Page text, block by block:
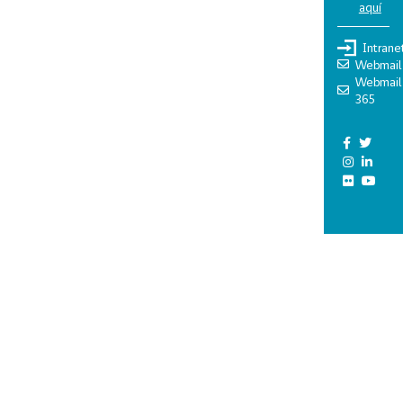
aquí
Webmail
Webmail
365